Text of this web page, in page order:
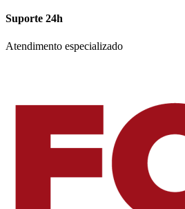
Suporte 24h
Atendimento especializado